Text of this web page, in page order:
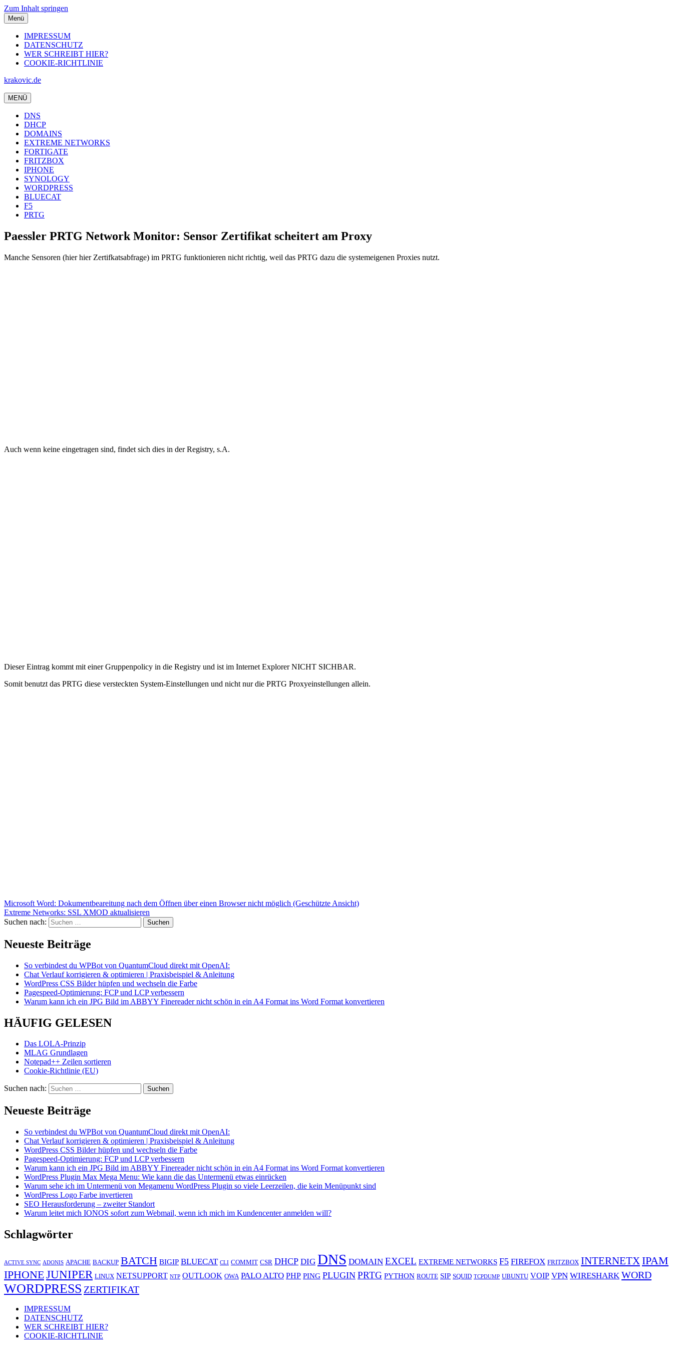
Zum Inhalt springen
Menü
IMPRESSUM
DATENSCHUTZ
WER SCHREIBT HIER?
COOKIE-RICHTLINIE
krakovic.de
MENÜ
DNS
DHCP
DOMAINS
EXTREME NETWORKS
FORTIGATE
FRITZBOX
IPHONE
SYNOLOGY
WORDPRESS
BLUECAT
F5
PRTG
Paessler PRTG Network Monitor: Sensor Zertifikat scheitert am Proxy
Manche Sensoren (hier hier Zertifkatsabfrage) im PRTG funktionieren nicht richtig, weil das PRTG dazu die systemeigenen Proxies nutzt.
Auch wenn keine eingetragen sind, findet sich dies in der Registry, s.A.
Dieser Eintrag kommt mit einer Gruppenpolicy in die Registry und ist im Internet Explorer NICHT SICHBAR.
Somit benutzt das PRTG diese versteckten System-Einstellungen und nicht nur die PRTG Proxyeinstellungen allein.
Microsoft Word: Dokumentbeareitung nach dem Öffnen über einen Browser nicht möglich (Geschützte Ansicht)
Extreme Networks: SSL XMOD aktualisieren
Suchen nach:
Neueste Beiträge
So verbindest du WPBot von QuantumCloud direkt mit OpenAI:
Chat Verlauf korrigieren & optimieren | Praxisbeispiel & Anleitung
WordPress CSS Bilder hüpfen und wechseln die Farbe
Pagespeed-Optimierung: FCP und LCP verbessern
Warum kann ich ein JPG Bild im ABBYY Finereader nicht schön in ein A4 Format ins Word Format konvertieren
HÄUFIG GELESEN
Das LOLA-Prinzip
MLAG Grundlagen
Notepad++ Zeilen sortieren
Cookie-Richtlinie (EU)
Suchen nach:
Neueste Beiträge
So verbindest du WPBot von QuantumCloud direkt mit OpenAI:
Chat Verlauf korrigieren & optimieren | Praxisbeispiel & Anleitung
WordPress CSS Bilder hüpfen und wechseln die Farbe
Pagespeed-Optimierung: FCP und LCP verbessern
Warum kann ich ein JPG Bild im ABBYY Finereader nicht schön in ein A4 Format ins Word Format konvertieren
WordPress Plugin Max Mega Menu: Wie kann die das Untermenü etwas einrücken
Warum sehe ich im Untermenü von Megamenu WordPress Plugin so viele Leerzeilen, die kein Menüpunkt sind
WordPress Logo Farbe invertieren
SEO Herausforderung – zweiter Standort
Warum leitet mich IONOS sofort zum Webmail, wenn ich mich im Kundencenter anmelden will?
Schlagwörter
ACTIVE SYNC ADONIS APACHE BACKUP BATCH BIGIP BLUECAT CLI COMMIT CSR DHCP DIG DNS DOMAIN EXCEL EXTREME NETWORKS F5 FIREFOX FRITZBOX INTERNETXIPAM
IPHONEJUNIPER LINUX NETSUPPORT NTP OUTLOOK OWA PALO ALTO PHP PING PLUGIN PRTG PYTHON ROUTE SIP SQUID TCPDUMP UBUNTU VOIP VPN WIRESHARK WORD
WORDPRESS ZERTIFIKAT
IMPRESSUM
DATENSCHUTZ
WER SCHREIBT HIER?
COOKIE-RICHTLINIE